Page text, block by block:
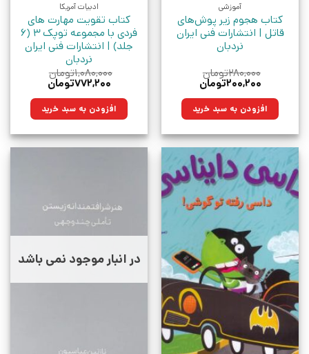
آموزشی
کتاب هجوم زیر پوش‌های
قاتل | انتشارات فنی ایران
نردبان
۲۸۰,۰۰۰تومان
قیمت
۲۸۰,۰۰۰تومان
بود.
۲۰۰,۲۰۰تومان
۲۰۰,۲۰۰تومان.افزودن به سبد خرید
ادبیات آمریکا
کتاب تقویت مهارت های
فردی با مجموعه توپک 3 (6
جلد) | انتشارات فنی ایران
نردبان
۱,۰۸۰,۰۰۰تومان
قیمت
۱,۰۸۰,۰۰۰تومان
بود.
۷۷۲,۲۰۰تومان
۷۷۲,۲۰۰تومان.افزودن به سبد خرید
در انبار موجود نمی باشد